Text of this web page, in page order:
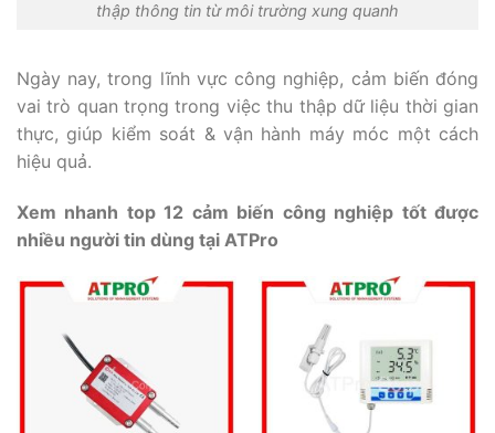
thập thông tin từ môi trường xung quanh
Ngày nay, trong lĩnh vực công nghiệp, cảm biến đóng
vai trò quan trọng trong việc thu thập dữ liệu thời gian
thực, giúp kiểm soát & vận hành máy móc một cách
hiệu quả.
Xem nhanh top 12 cảm biến công nghiệp tốt được
nhiều người tin dùng tại ATPro